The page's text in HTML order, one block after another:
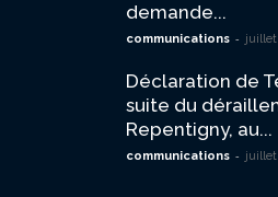
demande...
communications - juillet
Déclaration de
suite du
Repentigny, au...
communications - juillet